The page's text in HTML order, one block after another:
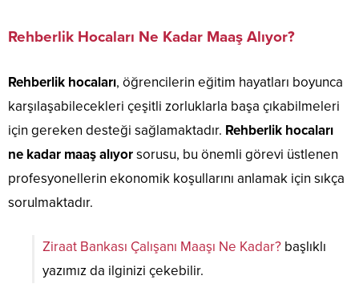
Rehberlik Hocaları Ne Kadar Maaş Alıyor?
Rehberlik hocaları, öğrencilerin eğitim hayatları boyunca
karşılaşabilecekleri çeşitli zorluklarla başa çıkabilmeleri
için gereken desteği sağlamaktadır. Rehberlik hocaları
ne kadar maaş alıyorsorusu, bu önemli görevi üstlenen
profesyonellerin ekonomik koşullarını anlamak için sıkça
sorulmaktadır.
Ziraat Bankası Çalışanı Maaşı Ne Kadar? başlıklı
yazımız da ilginizi çekebilir.